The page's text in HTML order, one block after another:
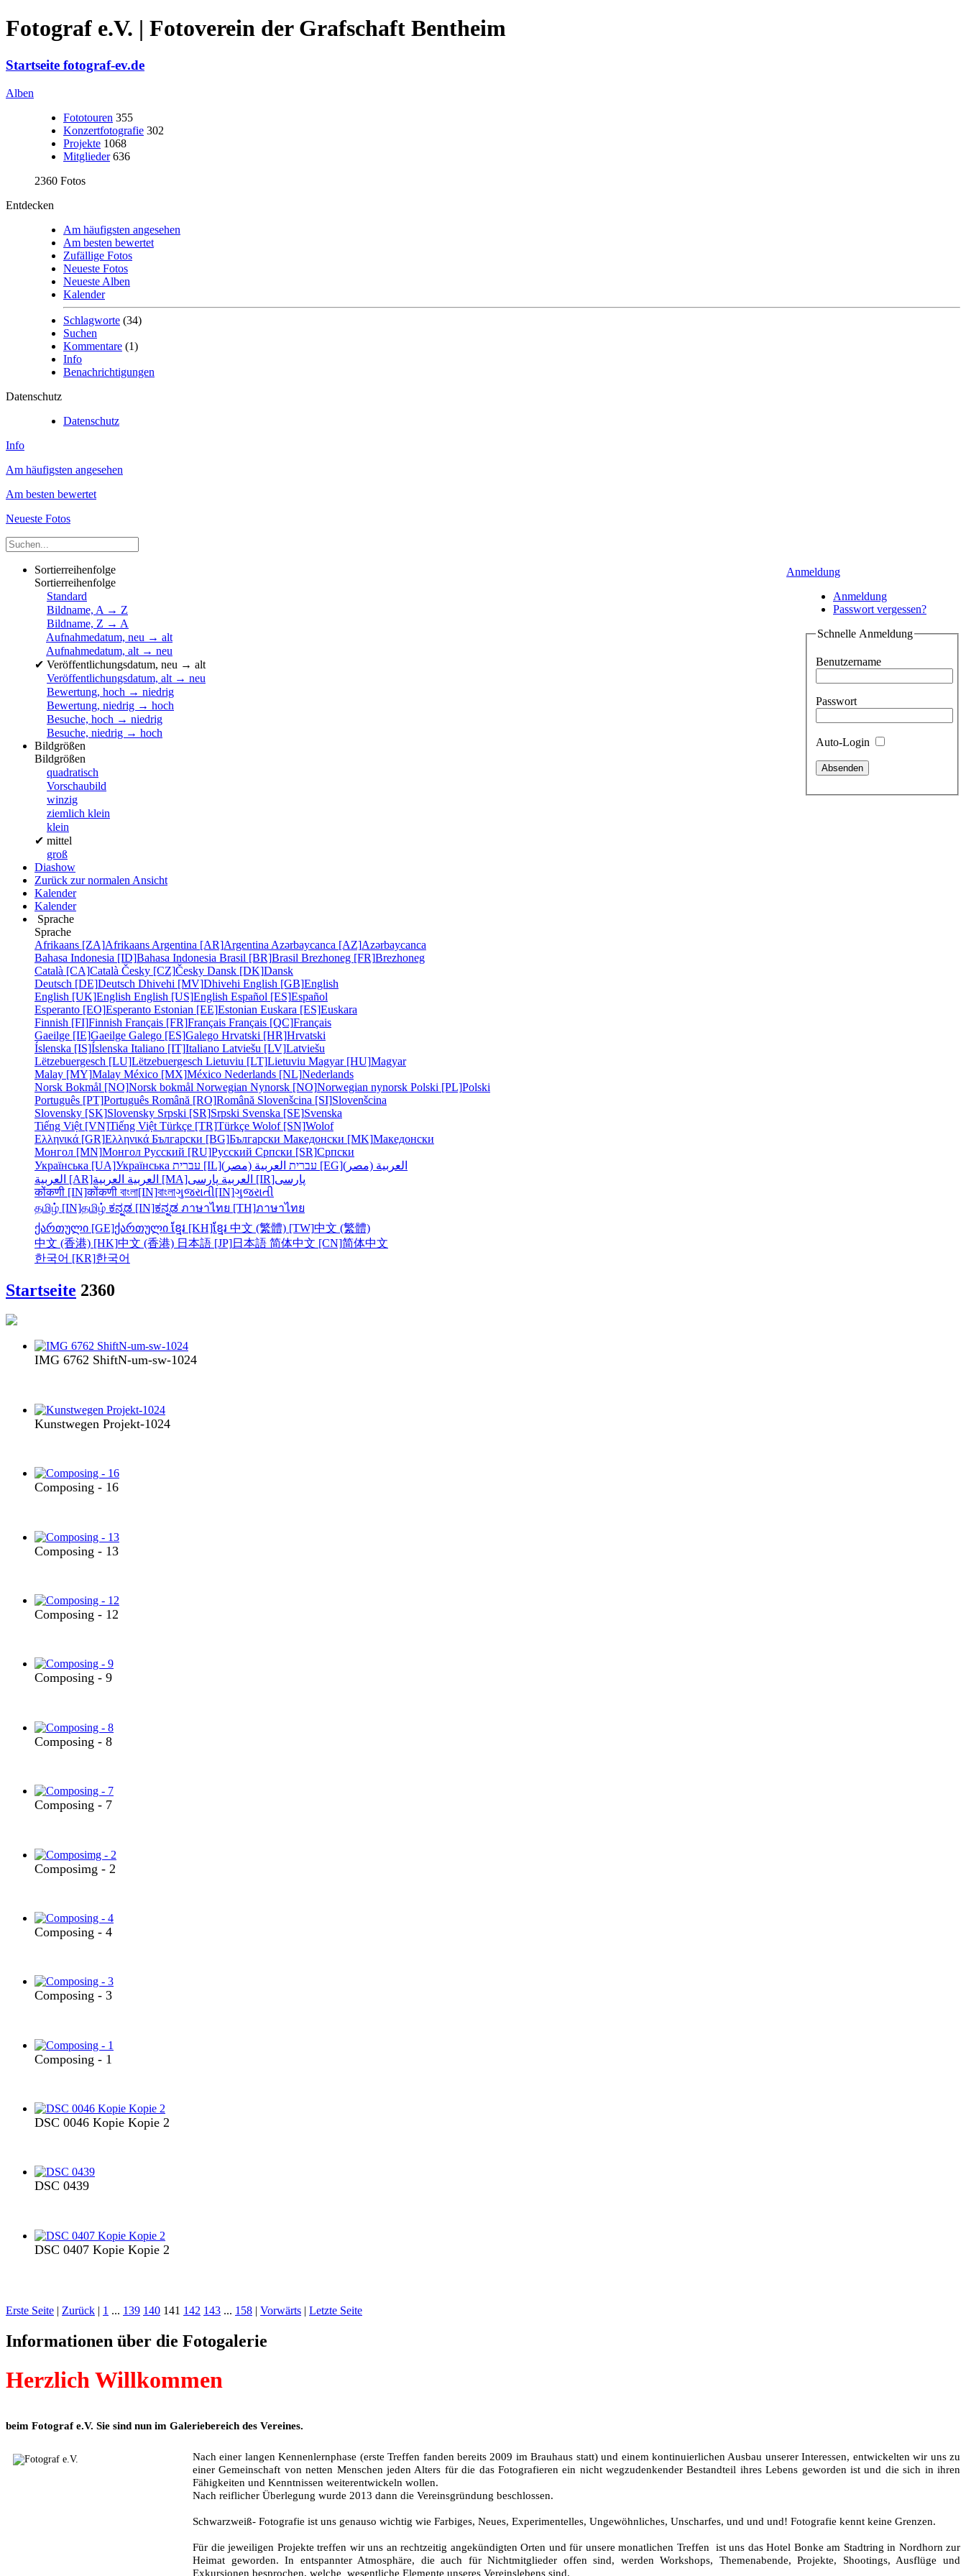
Fotograf e.V. | Fotoverein der Grafschaft Bentheim
Startseite fotograf-ev.de
Alben
Fototouren 355
Konzertfotografie 302
Projekte 1068
Mitglieder 636
2360 Fotos
Entdecken
Am häufigsten angesehen
Am besten bewertet
Zufällige Fotos
Neueste Fotos
Neueste Alben
Kalender
Schlagworte (34)
Suchen
Kommentare (1)
Info
Benachrichtigungen
Datenschutz
Datenschutz
Info
Am häufigsten angesehen
Am besten bewertet
Neueste Fotos
Anmeldung
Anmeldung
Passwort vergessen?
Schnelle Anmeldung
Benutzername
Passwort
Auto-Login
Sortierreihenfolge
Sortierreihenfolge
Standard
Bildname, A → Z
Bildname, Z → A
Aufnahmedatum, neu → alt
Aufnahmedatum, alt → neu
✔ Veröffentlichungsdatum, neu → alt
Veröffentlichungsdatum, alt → neu
Bewertung, hoch → niedrig
Bewertung, niedrig → hoch
Besuche, hoch → niedrig
Besuche, niedrig → hoch
Bildgrößen
Bildgrößen
quadratisch
Vorschaubild
winzig
ziemlich klein
klein
✔ mittel
groß
Diashow
Zurück zur normalen Ansicht
Kalender
Kalender
Sprache
Sprache
Afrikaans [ZA]Afrikaans Argentina [AR]Argentina Azərbaycanca [AZ]Azərbaycanca
Bahasa Indonesia [ID]Bahasa Indonesia Brasil [BR]Brasil Brezhoneg [FR]Brezhoneg
Català [CA]Català Česky [CZ]Česky Dansk [DK]Dansk
Deutsch [DE]Deutsch Dhivehi [MV]Dhivehi English [GB]English
English [UK]English English [US]English Español [ES]Español
Esperanto [EO]Esperanto Estonian [EE]Estonian Euskara [ES]Euskara
Finnish [FI]Finnish Français [FR]Français Français [QC]Français
Gaeilge [IE]Gaeilge Galego [ES]Galego Hrvatski [HR]Hrvatski
Íslenska [IS]Íslenska Italiano [IT]Italiano Latviešu [LV]Latviešu
Lëtzebuergesch [LU]Lëtzebuergesch Lietuviu [LT]Lietuviu Magyar [HU]Magyar
Malay [MY]Malay México [MX]México Nederlands [NL]Nederlands
Norsk Bokmål [NO]Norsk bokmål Norwegian Nynorsk [NO]Norwegian nynorsk Polski [PL]Polski
Português [PT]Português Română [RO]Română Slovenšcina [SI]Slovenšcina
Slovensky [SK]Slovensky Srpski [SR]Srpski Svenska [SE]Svenska
Tiếng Việt [VN]Tiếng Việt Türkçe [TR]Türkçe Wolof [SN]Wolof
Ελληνικά [GR]Ελληνικά Български [BG]Български Македонски [MK]Македонски
Монгол [MN]Монгол Русский [RU]Русский Српски [SR]Српски
Українська [UA]Українська עברית [IL] עברית العربية (مصر) [EG]العربية (مصر)
العربية [AR]
العربية العربية [MA] العربية پارسی [IR]پارسی
कोंकणी [IN]कोंकणी বাংলা[IN]বাংলাગુજરાતી[IN]ગુજરાતી
தமிழ் [IN]தமிழ் ಕನ್ನಡ [IN]ಕನ್ನಡ ภาษาไทย [TH]ภาษาไทย
ქართული [GE]ქართული ខ្មែរ [KH]ខ្មែរ 中文 (繁體) [TW]中文 (繁體)
中文 (香港) [HK]中文 (香港) 日本語 [JP]日本語 简体中文 [CN]简体中文
한국어 [KR]한국어
Startseite 2360
IMG 6762 ShiftN-um-sw-1024
Kunstwegen Projekt-1024
Composing - 16
Composing - 13
Composing - 12
Composing - 9
Composing - 8
Composing - 7
Composimg - 2
Composing - 4
Composing - 3
Composing - 1
DSC 0046 Kopie Kopie 2
DSC 0439
DSC 0407 Kopie Kopie 2
Erste Seite | Zurück | 1 ... 139 140 141 142 143 ... 158 | Vorwärts | Letzte Seite
Informationen über die Fotogalerie
Herzlich Willkommen
beim Fotograf e.V. Sie sind nun im Galeriebereich des Vereines.
Nach einer langen Kennenlernphase (erste Treffen fanden bereits 2009 im Brauhaus statt) und einem kontinuierlichen Ausbau unserer Interessen, entwickelten wir uns zu
einer Gemeinschaft von netten Menschen jeden Alters für die das Fotografieren ein nicht wegzudenkender Bestandteil ihres Lebens geworden ist und die sich in ihren
Fähigkeiten und Kenntnissen weiterentwickeln wollen.
Nach reiflicher Überlegung wurde 2013 dann die Vereinsgründung beschlossen.
Schwarzweiß- Fotografie ist uns genauso wichtig wie Farbiges, Neues, Experimentelles, Ungewöhnliches, Unscharfes, und und und! Fotografie kennt keine Grenzen.
Für die jeweiligen Projekte treffen wir uns an rechtzeitig angekündigten Orten und für unsere monatlichen Treffen ist uns das Hotel Bonke am Stadtring in Nordhorn zur
Heimat geworden. In entspannter Atmosphäre, die auch für Nichtmitglieder offen sind, werden Workshops, Themenabende, Projekte, Shootings, Ausflüge und
Exkursionen besprochen, welche wesentliche Elemente unseres Vereinslebens sind.